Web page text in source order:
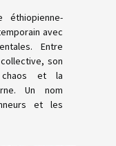
éthiopienne-
avec
Entre
son
et la
Un nom
et les